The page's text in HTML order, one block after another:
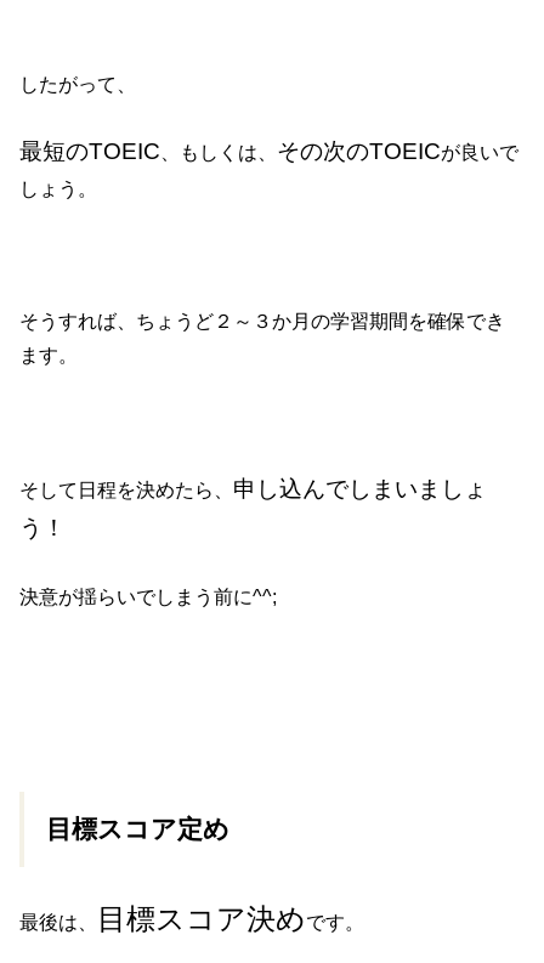
したがって、
最短のTOEIC 、もしくは、 その次のTOEICが良いで
しょう。
そうすれば、ちょうど２～３か月の学習期間を確保でき
ます。
そして日程を決めたら、 申し込んでしまいましょ
う！
決意が揺らいでしまう前に^^;
目標スコア定め
最後は、 目標スコア決めです。